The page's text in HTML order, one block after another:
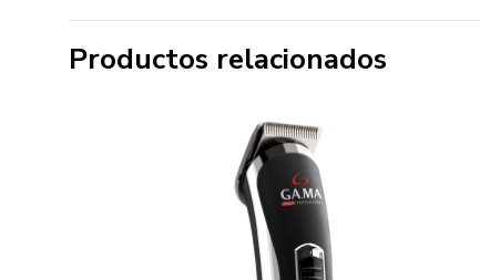
Productos relacionados